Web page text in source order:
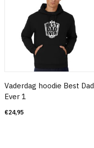
Vaderdag hoodie Best Dad
Ever 1
€24,95